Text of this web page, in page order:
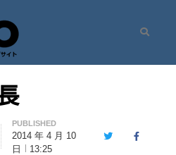
三 Official Site
PUBLISHED
2014 年 4 月 10
日
13:25
TwitterFacebook